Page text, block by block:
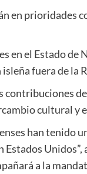
en
en el Estado
fuera de la
contribuciones
cultural y
han tenido
a la